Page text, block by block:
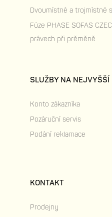
Dvoumístné a trojmístné
Fúze PHASE SOFAS
právech při prěměně
SLUŽBY NA NEJVYŠŠÍ
Konto zákazníka
Pozáruční servis
Podání reklamace
KONTAKT
Prodejny